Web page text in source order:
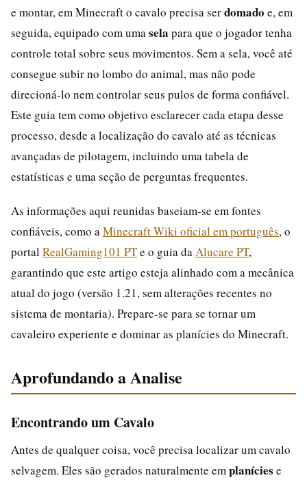
e montar, em Minecraft o cavalo precisa serdomado e, em
seguida, equipado com uma sela para que o jogador tenha
controle total sobre seus movimentos. Sem a sela, você até
consegue subir no lombo do animal, mas não pode
direcioná-lo nem controlar seus pulos de forma confiável.
Este guia tem como objetivo esclarecer cada etapa desse
processo, desde a localização do cavalo até as técnicas
avançadas de pilotagem, incluindo uma tabela de
estatísticas e uma seção de perguntas frequentes.
As informações aqui reunidas baseiam-se em fontes
confiáveis, como a Minecraft Wiki oficial em português, o
portal RealGaming101 PTe o guia da Alucare PT,
garantindo que este artigo esteja alinhado com a mecânica
atual do jogo (versão 1.21, sem alterações recentes no
sistema de montaria). Prepare-se para se tornar um
cavaleiro experiente e dominar as planícies do Minecraft.
Aprofundando a Analise
Encontrando um Cavalo
Antes de qualquer coisa, você precisa localizar um cavalo
selvagem. Eles são gerados naturalmente em planícies e